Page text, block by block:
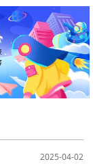
2025-04-02